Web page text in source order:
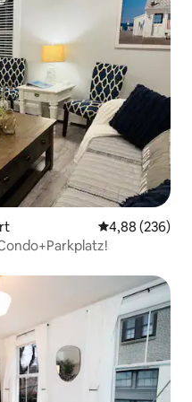
4,88 (236)